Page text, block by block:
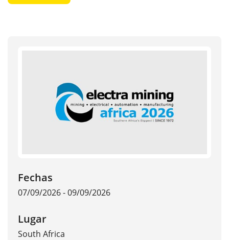
Fechas
07/09/2026 - 09/09/2026
Lugar
South Africa